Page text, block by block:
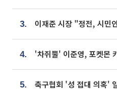
3.
4.
5.